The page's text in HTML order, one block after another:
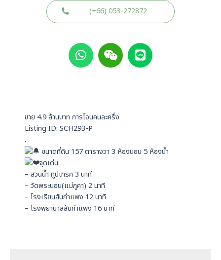
(+66) 053-272872
W
h
a
p
p
W
e
i
L
i
n
ขาย 4.9 ล้านบาท การโอนคนละครึ่ง
Listing ID: SCH293-P
.
ขนาดที่ดิน 157 ตารางวา 3 ห้องนอน 5 ห้องน้ำ
จุดเด่น
– สวนน้ำ ทูปเทรค 3 นาที
– วัดพระนอน(แม่ภูคา) 2 นาที
– โรงเรียนสันกำแพง 12 นาที
– โรงพยาบาลสันกำแพง 16 นาที